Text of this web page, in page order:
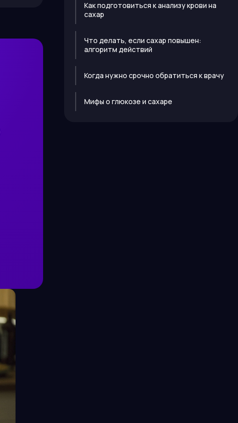
Как подготовиться к анализу крови на
сахар
Что делать, если сахар повышен:
алгоритм действий
Когда нужно срочно обратиться к врачу
Мифы о глюкозе и сахаре